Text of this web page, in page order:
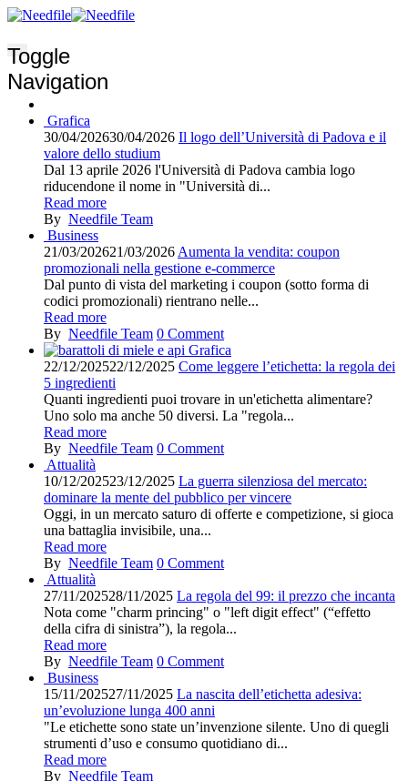
Toggle
Navigation
Grafica
30/04/202630/04/2026 Il logo dell’Università di Padova e il
valore dello studium
Dal 13 aprile 2026 l'Università di Padova cambia logo
riducendone il nome in "Università di...
Read more
By Needfile Team
Business
21/03/202621/03/2026 Aumenta la vendita: coupon
promozionali nella gestione e-commerce
Dal punto di vista del marketing i coupon (sotto forma di
codici promozionali) rientrano nelle...
Read more
By Needfile Team 0 Comment
Grafica
22/12/202522/12/2025 Come leggere l’etichetta: la regola dei
5 ingredienti
Quanti ingredienti puoi trovare in un'etichetta alimentare?
Uno solo ma anche 50 diversi. La "regola...
Read more
By Needfile Team 0 Comment
Attualità
10/12/202523/12/2025 La guerra silenziosa del mercato:
dominare la mente del pubblico per vincere
Oggi, in un mercato saturo di offerte e competizione, si gioca
una battaglia invisibile, una...
Read more
By Needfile Team 0 Comment
Attualità
27/11/202528/11/2025 La regola del 99: il prezzo che incanta
Nota come "charm princing" o "left digit effect" (“effetto
della cifra di sinistra”), la regola...
Read more
By Needfile Team 0 Comment
Business
15/11/202527/11/2025 La nascita dell’etichetta adesiva:
un’evoluzione lunga 400 anni
"Le etichette sono state un’invenzione silente. Uno di quegli
strumenti d’uso e consumo quotidiano di...
Read more
By Needfile Team